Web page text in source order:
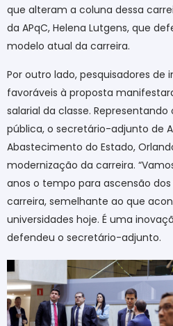
que alteram a coluna dessa
da APqC, Helena Lutgens, que
modelo atual da carreira.
Por outro lado, pesquisadores de
favoráveis à proposta
salarial da classe.
pública, o secretário-adjunto de
Abastecimento do Estado,
modernização da carreira.
anos o tempo para ascensão
carreira, semelhante ao que
universidades hoje. É uma
defendeu o secretário-adjunto.